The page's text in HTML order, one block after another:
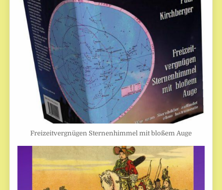
Freizeitvergnügen Sternenhimmel mit bloßem Auge